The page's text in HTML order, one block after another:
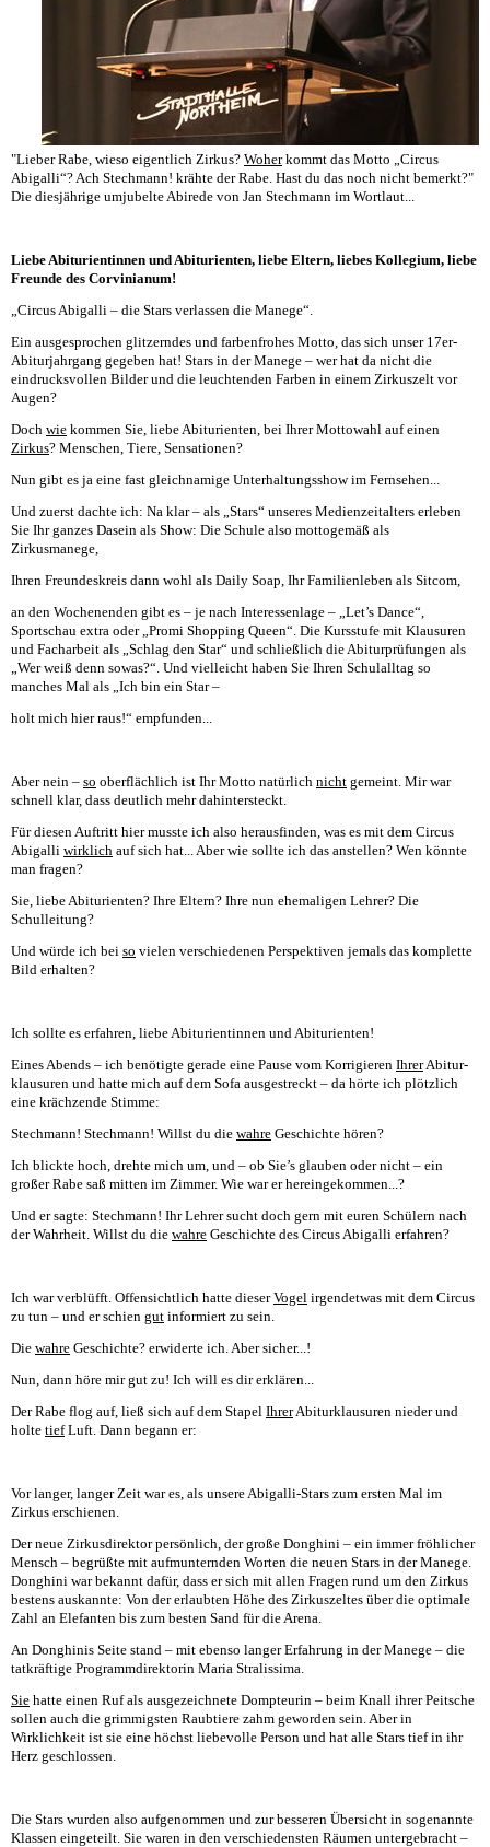
"Lieber Rabe, wieso eigentlich Zirkus? Woherkommt das Motto „Circus
Abigalli“? Ach Stechmann! krähte der Rabe. Hast du das noch nicht bemerkt?"
Die diesjährige umjubelte Abirede von Jan Stechmann im Wortlaut...
Liebe Abiturientinnen und Abiturienten, liebe Eltern, liebes Kollegium, liebe
Freunde des Corvinianum!
„Circus Abigalli – die Stars verlassen die Manege“.
Ein ausgesprochen glitzerndes und farbenfrohes Motto, das sich unser 17er-
Abiturjahrgang gegeben hat! Stars in der Manege – wer hat da nicht die
eindrucksvollen Bilder und die leuchtenden Farben in einem Zirkuszelt vor
Augen?
Doch wie kommen Sie, liebe Abiturienten, bei Ihrer Mottowahl auf einen
Zirkus? Menschen, Tiere, Sensationen?
Nun gibt es ja eine fast gleichnamige Unterhaltungsshow im Fernsehen...
Und zuerst dachte ich: Na klar – als „Stars“ unseres Medienzeitalters erleben
Sie Ihr ganzes Dasein als Show: Die Schule also mottogemäß als
Zirkusmanege,
Ihren Freundeskreis dann wohl als Daily Soap, Ihr Familienleben als Sitcom,
an den Wochenenden gibt es – je nach Interessenlage – „Let’s Dance“,
Sportschau extra oder „Promi Shopping Queen“. Die Kursstufe mit Klausuren
und Facharbeit als „Schlag den Star“ und schließlich die Abiturprüfungen als
„Wer weiß denn sowas?“. Und vielleicht haben Sie Ihren Schulalltag so
manches Mal als „Ich bin ein Star –
holt mich hier raus!“ empfunden...
Aber nein – so oberflächlich ist Ihr Motto natürlich nicht gemeint. Mir war
schnell klar, dass deutlich mehr dahintersteckt.
Für diesen Auftritt hier musste ich also herausfinden, was es mit dem Circus
Abigalli wirklich auf sich hat... Aber wie sollte ich das anstellen? Wen könnte
man fragen?
Sie, liebe Abiturienten? Ihre Eltern? Ihre nun ehemaligen Lehrer? Die
Schulleitung?
Und würde ich bei so vielen verschiedenen Perspektiven jemals das komplette
Bild erhalten?
Ich sollte es erfahren, liebe Abiturientinnen und Abiturienten!
Eines Abends – ich benötigte gerade eine Pause vom Korrigieren IhrerAbitur-
klausuren und hatte mich auf dem Sofa ausgestreckt – da hörte ich plötzlich
eine krächzende Stimme:
Stechmann! Stechmann! Willst du die wahre Geschichte hören?
Ich blickte hoch, drehte mich um, und – ob Sie’s glauben oder nicht – ein
großer Rabe saß mitten im Zimmer. Wie war er hereingekommen...?
Und er sagte: Stechmann! Ihr Lehrer sucht doch gern mit euren Schülern nach
der Wahrheit. Willst du die wahre Geschichte des Circus Abigalli erfahren?
Ich war verblüfft. Offensichtlich hatte dieserVogel irgendetwas mit dem Circus
zu tun – und er schien gut informiert zu sein.
Die wahre Geschichte? erwiderte ich. Aber sicher...!
Nun, dann höre mir gut zu! Ich will es dir erklären...
Der Rabe flog auf, ließ sich auf dem Stapel IhrerAbiturklausuren nieder und
holte tiefLuft. Dann begann er:
Vor langer, langer Zeit war es, als unsere Abigalli-Stars zum ersten Mal im
Zirkus erschienen.
Der neue Zirkusdirektor persönlich, der große Donghini – ein immer fröhlicher
Mensch – begrüßte mit aufmunternden Worten die neuen Stars in der Manege.
Donghini war bekannt dafür, dass er sich mit allen Fragen rund um den Zirkus
bestens auskannte: Von der erlaubten Höhe des Zirkuszeltes über die optimale
Zahl an Elefanten bis zum besten Sand für die Arena.
An Donghinis Seite stand – mit ebenso langer Erfahrung in der Manege – die
tatkräftige Programmdirektorin Maria Stralissima.
Sie hatte einen Ruf als ausgezeichnete Dompteurin – beim Knall ihrer Peitsche
sollen auch die grimmigsten Raubtiere zahm geworden sein. Aber in
Wirklichkeit ist sie eine höchst liebevolle Person und hat alle Stars tief in ihr
Herz geschlossen.
Die Stars wurden also aufgenommen und zur besseren Übersicht in sogenannte
Klassen eingeteilt. Sie waren in den verschiedensten Räumen untergebracht –